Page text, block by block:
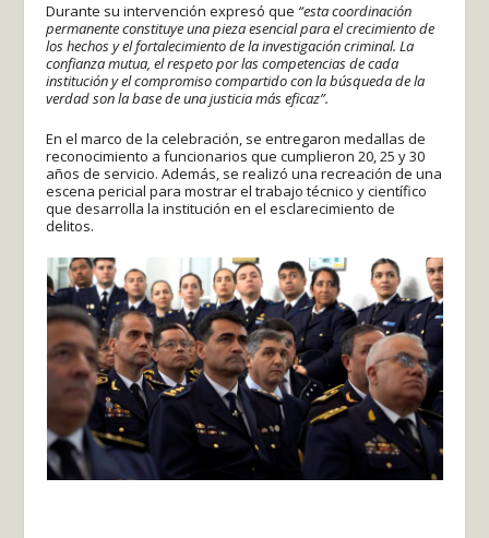
Durante su intervención expresó que “esta coordinación
permanente constituye una pieza esencial para el crecimiento de
los hechos y el fortalecimiento de la investigación criminal. La
confianza mutua, el respeto por las competencias de cada
institución y el compromiso compartido con la búsqueda de la
verdad son la base de una justicia más eficaz”.
En el marco de la celebración, se entregaron medallas de
reconocimiento a funcionarios que cumplieron 20, 25 y 30
años de servicio. Además, se realizó una recreación de una
escena pericial para mostrar el trabajo técnico y científico
que desarrolla la institución en el esclarecimiento de
delitos.